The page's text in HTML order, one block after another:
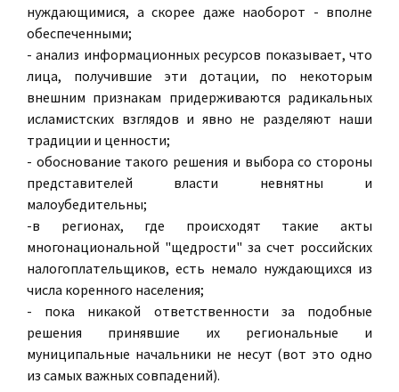
нуждающимися, а скорее даже наоборот - вполне
обеспеченными;
- анализ информационных ресурсов показывает, что
лица, получившие эти дотации, по некоторым
внешним признакам придерживаются радикальных
исламистских взглядов и явно не разделяют наши
традиции и ценности;
- обоснование такого решения и выбора со стороны
представителей власти невнятны и
малоубедительны;
-в регионах, где происходят такие акты
многонациональной "щедрости" за счет российских
налогоплательщиков, есть немало нуждающихся из
числа коренного населения;
- пока никакой ответственности за подобные
решения принявшие их региональные и
муниципальные начальники не несут (вот это одно
из самых важных совпадений).